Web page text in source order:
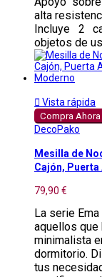
alta
Incluye 2
objetos de
 Vista rápida
Compra Ahora
DecoPako
Mesilla de
Cajón, Puerta
79,90 €
La serie
aquellos que
minimalista
dormitorio.
tus